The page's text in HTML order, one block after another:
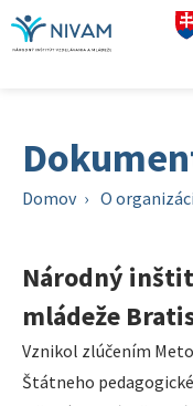
Domov › O
Národný
mládeže
Vznikol zlúčením
Štátneho